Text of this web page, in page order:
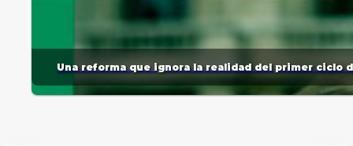
Una reforma que ignora la realidad del primer ciclo